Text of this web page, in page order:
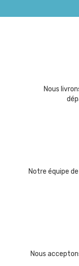
Nous
Notre équipe
Nous